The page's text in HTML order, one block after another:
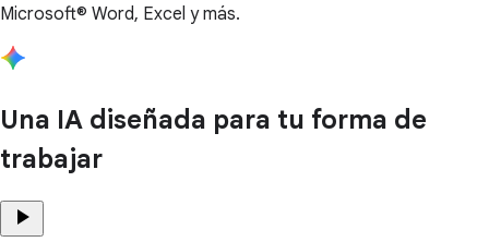
Microsoft® Word, Excel y más.
Una IA diseñada para tu forma de
trabajar
play_arrow